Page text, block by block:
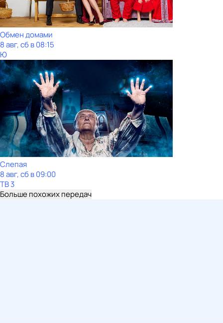
Обмен домами
8 авг, сб в 08:15
Ю
Слепая
8 авг, сб в 09:00
ТВ 3
Больше похожих передач